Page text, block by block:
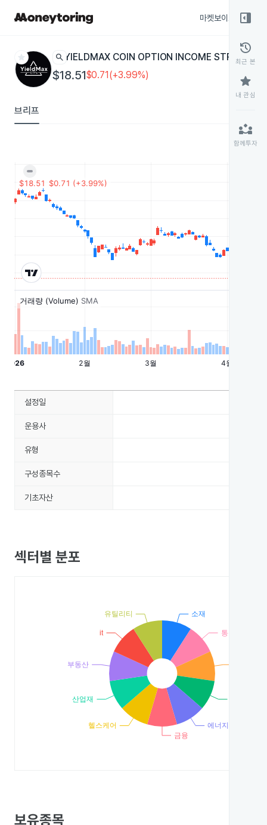
마켓보이스
star search YIELDMAX COIN OPTION INCOME STRATEGY
$18.51$0.71(+3.99%)
브리프
right_panel_open
history
최근 본
star
내 관심
partner_exchange
함께투자